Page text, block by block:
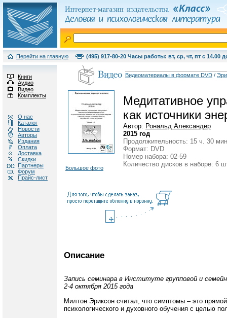
Перейти на главную (495) 917-80-20 Часы работы: вт, ср, чт, пт с 14.00
Книги
Аудио
Видео
Комплекты
О нас
Каталог
Новости
Авторы
Издания
Оплата
Доставка
Скидки
Партнеры
Форум
Прайс-лист
Видеоматериалы в формате DVD /
Большое фото
Медитативное
как источники
Автор: Рональд Александер
2015 год
Продолжительность: 15 ч. 30
Формат: DVD
Номер набора: 02-59
Количество дисков в наборе: 6
Описание
Запись семинара в Институте групповой и
2-4 октября 2015 года
Милтон Эриксон считал, что симптомы – это
психологического и духовного обучения с целью